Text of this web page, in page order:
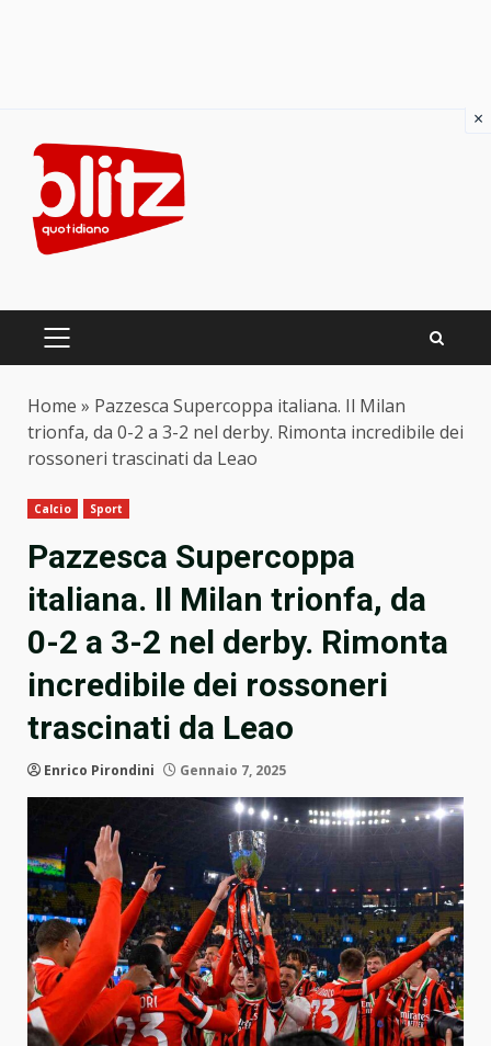
content
PRIMARY
Home » Pazzesca Supercoppa italiana. Il Milan
trionfa, da 0-2 a 3-2 nel derby. Rimonta incredibile dei
rossoneri trascinati da Leao
Calcio Sport
Pazzesca Supercoppa
italiana. Il Milan trionfa, da
0-2 a 3-2 nel derby. Rimonta
incredibile dei rossoneri
trascinati da Leao
Enrico Pirondini Gennaio 7, 2025
×